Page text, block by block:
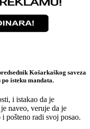
Košarkaškog saveza
isteku mandata.
i istakao da je
naveo, veruje da je
pošteno radi svoj posao.